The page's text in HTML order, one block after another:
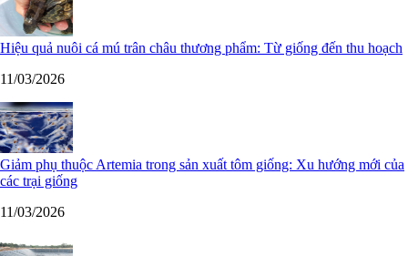
Hiệu quả nuôi cá mú trân châu thương phẩm: Từ giống đến thu hoạch
11/03/2026
Giảm phụ thuộc Artemia trong sản xuất tôm giống: Xu hướng mới của
các trại giống
11/03/2026